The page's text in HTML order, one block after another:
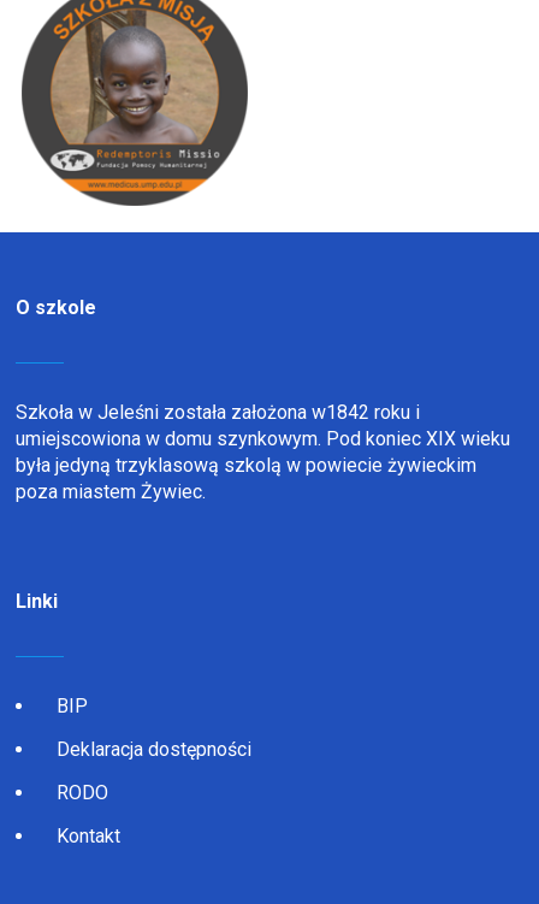
O szkole
Szkoła w Jeleśni została założona w1842 roku i
umiejscowiona w domu szynkowym. Pod koniec XIX wieku
była jedyną trzyklasową szkolą w powiecie żywieckim
poza miastem Żywiec.
Linki
BIP
Deklaracja dostępności
RODO
Kontakt